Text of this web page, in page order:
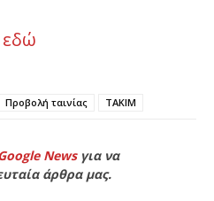
εδώ
Προβολή ταινίας ΤΑΚΙΜ
Newsγια να
άρθρα μας.